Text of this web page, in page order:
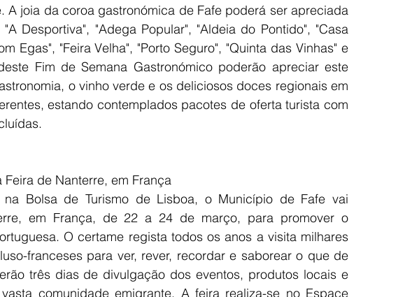
A joia da coroa gastronómica de Fafe poderá ser apreciada
Desportiva", "Adega Popular", "Aldeia do Pontido", "Casa
Egas", "Feira Velha", "Porto Seguro", "Quinta das Vinhas" e
Fim de Semana Gastronómico poderão apreciar este
o vinho verde e os deliciosos doces regionais em
estando contemplados pacotes de oferta turista com
de Nanterre, em França
Bolsa de Turismo de Lisboa, o Município de Fafe vai
em França, de 22 a 24 de março, para promover o
O certame regista todos os anos a visita milhares
franceses para ver, rever, recordar e saborear o que de
três dias de divulgação dos eventos, produtos locais e
comunidade emigrante. A feira realiza-se no Espace